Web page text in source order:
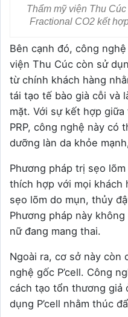
Thẩm mỹ viện Thu
Fractional CO2 kết
Bên cạnh đó, công
viện Thu Cúc còn sử
từ chính khách hàng
tái tạo tế bào già cỗi và
mặt. Với sự kết hợp
PRP, công nghệ này có
dưỡng làn da khỏe
Phương pháp trị sẹo
thích hợp với mọi khách
sẹo lõm do mụn, thủy
Phương pháp này
nữ đang mang thai.
Ngoài ra, cơ sở này còn
nghệ gốc P’cell. Công
cách tạo tổn thương giả
dụng P’cell nhằm thúc